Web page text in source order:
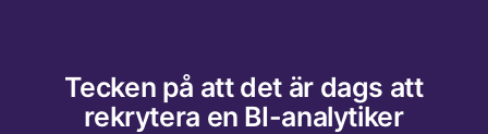
Tecken på att det är dags att
rekrytera en BI-analytiker